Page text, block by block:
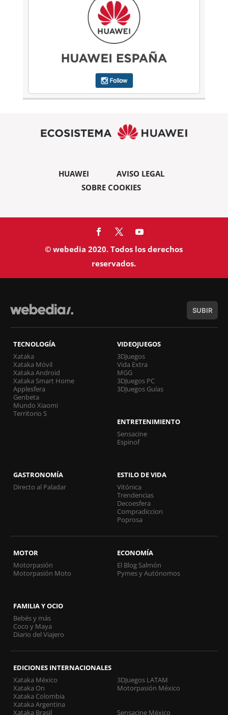
HUAWEI
AVISO LEGAL
SOBRE COOKIES
© webedia 2020. Todos los derechos
reservados.
SUBIR
TECNOLOGÍA
Xataka
Xataka Móvil
Xataka Android
Xataka Smart Home
Applesfera
Genbeta
Mundo Xiaomi
Territorio S
VIDEOJUEGOS
3DJuegos
Vida Extra
MGG
3DJuegos PC
3DJuegos Guías
ENTRETENIMIENTO
Sensacine
Espinof
GASTRONOMÍA
Directo al Paladar
ESTILO DE VIDA
Vitónica
Trendencias
Decoesfera
Compradiccion
Poprosa
MOTOR
Motorpasión
Motorpasión Moto
ECONOMÍA
El Blog Salmón
Pymes y Autónomos
FAMILIA Y OCIO
Bebés y más
Coco y Maya
Diario del Viajero
EDICIONES INTERNACIONALES
Xataka México
Xataka On
Xataka Colombia
Xataka Argentina
Xataka Brasil
3DJuegos LATAM
Motorpasión México
Sensacine México